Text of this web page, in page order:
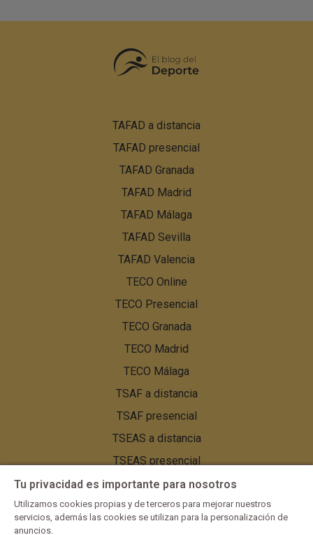
de
página:
Menú
TAFAD a distancia
TAFAD presencial
TAFAD Granada
TAFAD Madrid
TAFAD Málaga
TAFAD Sevilla
TAFAD Valencia
TECO Online
TECO Presencial
TECO Granada
TECO Madrid
TECO Málaga
TSAF a distancia
TSAF presencial
TSEAS a distancia
TSEAS presencial
TSEAS Granada
TSEAS Málaga
Tu privacidad es importante para nosotros
Utilizamos cookies propias y de terceros para mejorar nuestros
servicios, además las cookies se utilizan para la personalización de
anuncios.